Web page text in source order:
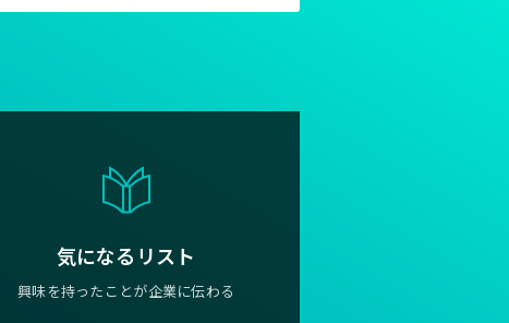
気になるリスト
興味を持ったことが企業に伝わる